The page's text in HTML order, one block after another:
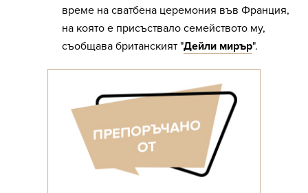
време на сватбена церемония във Франция,
на която е присъствало семейството му,
съобщава британският "Дейли мирър".